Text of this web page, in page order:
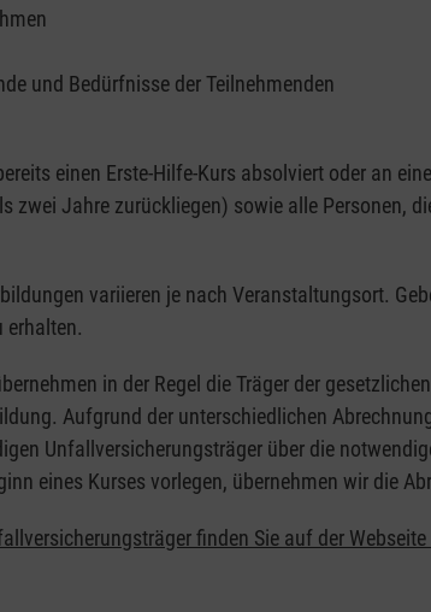
und Bedürfnisse der Teilnehmenden
einen Erste-Hilfe-Kurs absolviert oder an
zwei Jahre zurückliegen) sowie alle Personen,
variieren je nach Veranstaltungsort.
erhalten.
in der Regel die Träger der
Aufgrund der unterschiedlichen
Unfallversicherungsträger über die
eines Kurses vorlegen, übernehmen wir die
finden Sie auf der